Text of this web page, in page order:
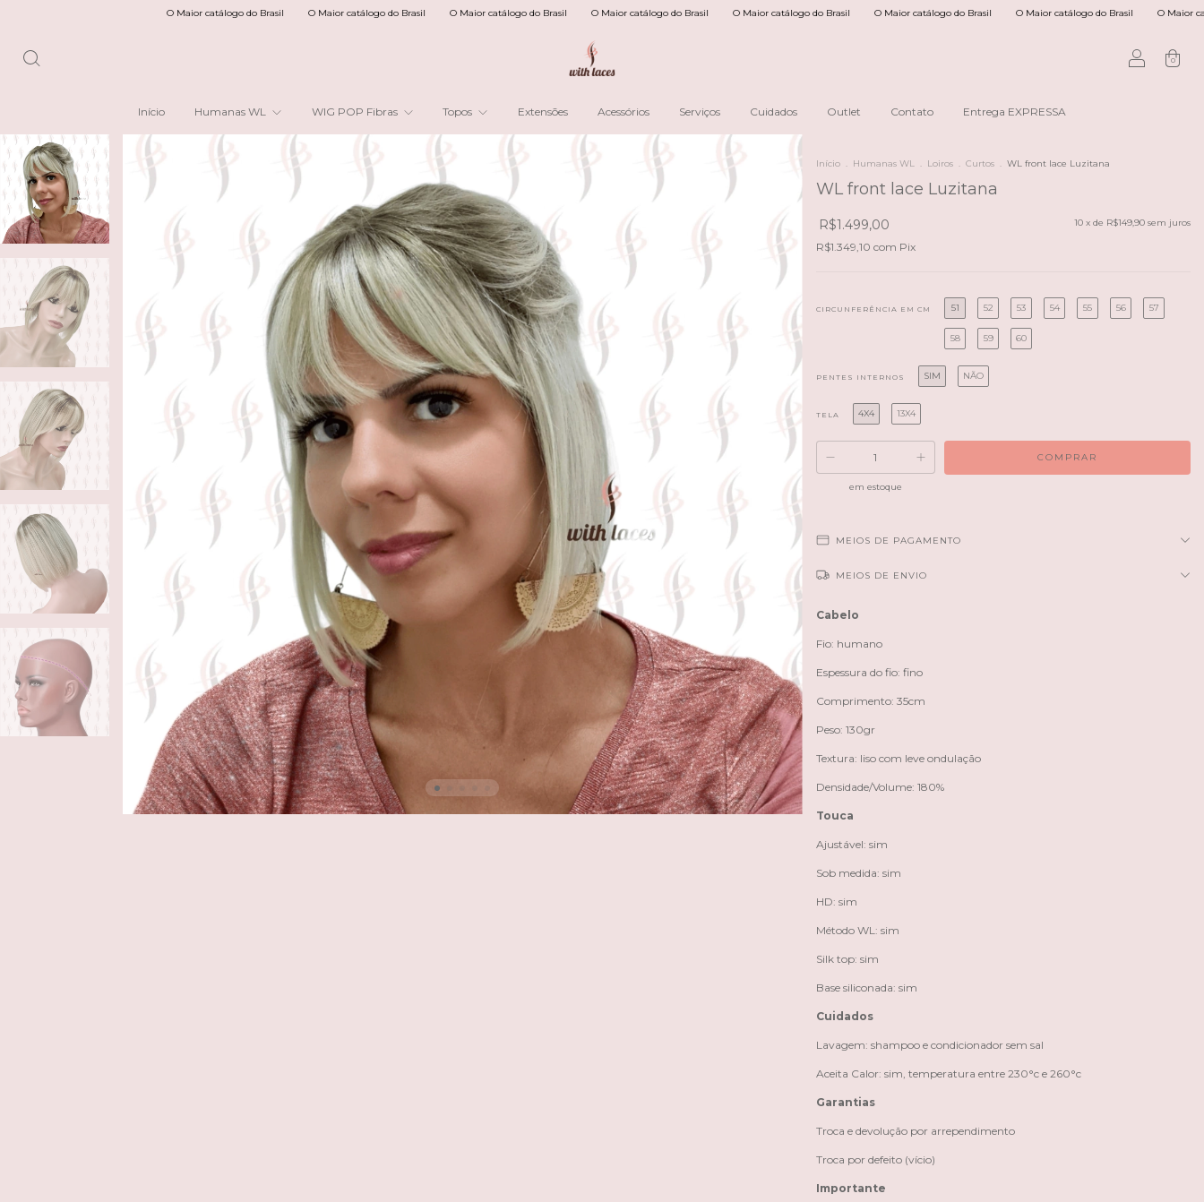
O Maior catálogo do Brasil O Maior catálogo do Brasil O Maior catálogo do Brasil O Maior catálogo do Brasil O Maior catálogo do Brasil O Maior catálogo do Brasil O Maior catálogo do Brasil O Maior catálogo do
0
Início Humanas WL WIG POP Fibras Topos Extensões Acessórios Serviços Cuidados Outlet Contato Entrega EXPRESSA
Início . Humanas WL . Loiros . Curtos . WL front lace Luzitana
WL front lace Luzitana
R$1.499,00 10 x de R$149,90 sem juros
R$1.349,10 com Pix
CIRCUNFERÊNCIA EM CM 51 52 53 54 55 56 57
58 59 60
PENTES INTERNOS SIM NÃO
TELA 4X4 13X4
em estoque
MEIOS DE PAGAMENTO
MEIOS DE ENVIO
Cabelo
Fio: humano
Espessura do fio: fino
Comprimento: 35cm
Peso: 130gr
Textura: liso com leve ondulação
Densidade/Volume: 180%
Touca
Ajustável: sim
Sob medida: sim
HD: sim
Método WL: sim
Silk top: sim
Base siliconada: sim
Cuidados
Lavagem: shampoo e condicionador sem sal
Aceita Calor: sim, temperatura entre 230°c e 260°c
Garantias
Troca e devolução por arrependimento
Troca por defeito (vício)
Importante